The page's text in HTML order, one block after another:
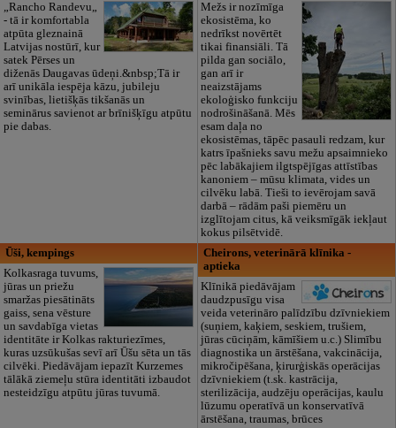
„Rancho Randevu„
- tā ir komfortabla
atpūta gleznainā
Latvijas nostūrī, kur
satek Pērses un
diženās Daugavas ūdeņi.&nbsp;Tā ir
arī unikāla iespēja kāzu, jubileju
svinības, lietišķās tikšanās un
seminārus savienot ar brīnišķīgu atpūtu
pie dabas.
Mežs ir nozīmīga
ekosistēma, ko
nedrīkst novērtēt
tikai finansiāli. Tā
pilda gan sociālo,
gan arī ir
neaizstājams
ekoloģisko funkciju
nodrošināšanā. Mēs
esam daļa no
ekosistēmas, tāpēc pasauli redzam, kur
katrs īpašnieks savu mežu apsaimnieko
pēc labākajiem ilgtspējīgas attīstības
kanoniem – mūsu klimata, vides un
cilvēku labā. Tieši to ievērojam savā
darbā – rādām paši piemēru un
izglītojam citus, kā veiksmīgāk iekļaut
kokus pilsētvidē.
Ūši, kempings
Kolkasraga tuvums,
jūras un priežu
smaržas piesātināts
gaiss, sena vēsture
un savdabīga vietas
identitāte ir Kolkas rakturiezīmes,
kuras uzsūkušas sevī arī Ūšu sēta un tās
cilvēki. Piedāvājam iepazīt Kurzemes
tālākā ziemeļu stūra identitāti izbaudot
nesteidzīgu atpūtu jūras tuvumā.
Cheirons, veterinārā klīnika -
aptieka
Klīnikā piedāvājam
daudzpusīgu visa
veida veterināro palīdzību dzīvniekiem
(suņiem, kaķiem, seskiem, trušiem,
jūras cūciņām, kāmīšiem u.c.) Slimību
diagnostika un ārstēšana, vakcinācija,
mikročipēšana, ķirurģiskās operācijas
dzīvniekiem (t.sk. kastrācija,
sterilizācija, audzēju operācijas, kaulu
lūzumu operatīvā un konservatīvā
ārstēšana, traumas, brūces